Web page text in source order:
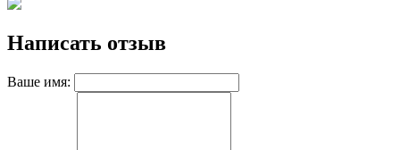
Написать отзыв
Ваше имя: